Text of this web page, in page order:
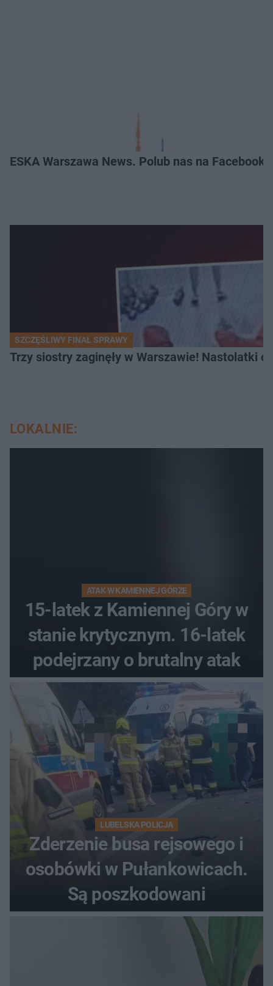
ESKA Warszawa News. Polub nas na
SZCZĘŚLIWY FINAŁ SPRAWY
Trzy siostry zaginęły w Warszawie! Nastolatki
LOKALNIE:
ATAK W KAMIENNEJ GÓRZE
15-latek z Kamiennej Góry w
stanie krytycznym. 16-latek
podejrzany o brutalny atak
LUBELSKA POLICJA
Zderzenie busa rejsowego i
osobówki w Pułankowicach.
Są poszkodowani